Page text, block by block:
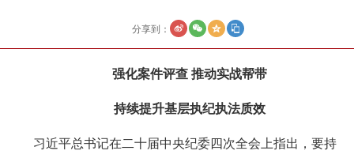
分享到：
强化案件评查 推动实战帮带
持续提升基层执纪执法质效
习近平总书记在二十届中央纪委四次全会上指出，要持